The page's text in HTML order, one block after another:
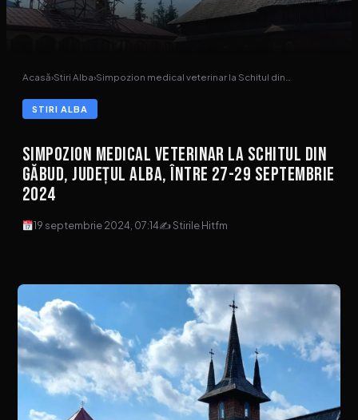
Acasă›Stiri Alba›Simpozion medical veterinar la Schitul din…
STIRI ALBA
Simpozion medical veterinar la Schitul din
Găbud, județul Alba, între 27-29 septembrie
2024
19 septembrie 2024, 07:14✍ Stirile Hitfm